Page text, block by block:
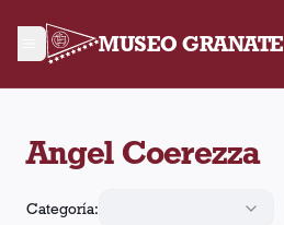
MUSEO GRANATE
Angel Coerezza
Categoría: